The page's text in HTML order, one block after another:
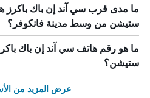
ما مدى قرب سي آند إن باك باكرز
ستيشن من وسط مدينة فانكوفر؟
ما هو رقم هاتف سي آند إن باك
ستيشن؟
عرض المزيد من